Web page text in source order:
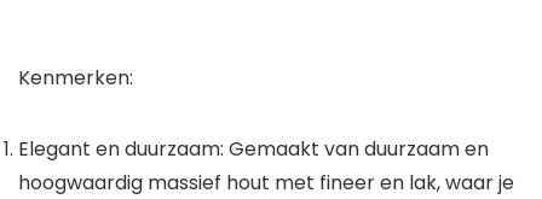
Kenmerken:
Elegant en duurzaam: Gemaakt van duurzaam en
hoogwaardig massief hout met fineer en lak, waar je